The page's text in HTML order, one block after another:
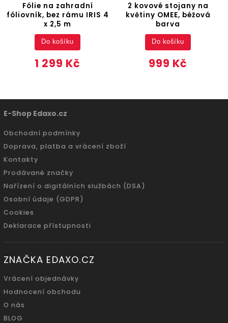
Fólie na zahradní
fóliovník, bez rámu IRIS 4
x 2,5 m
1 299 Kč
Do košíku
2 kovové stojany na
květiny OMEE, béžová
barva
999 Kč
Do košíku
E-Shop Edaxo.cz
Obchodní podmínky
Doprava, platba a vrácení zboží
Kontakty
Prodávané značky
Nařízení o digitálních službách (DSA)
Osobní údaje (GDPR)
Cookies
Deklarace přístupnosti
ZNAČKA EDAXO.CZ
Vrácení objednávky
Hodnocení obchodu
O nás
BLOG